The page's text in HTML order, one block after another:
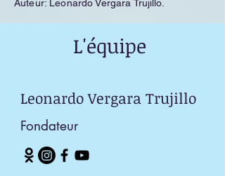
Auteur: Leonardo Vergara Trujillo.
L'équipe
Leonardo Vergara Trujillo
Fondateur